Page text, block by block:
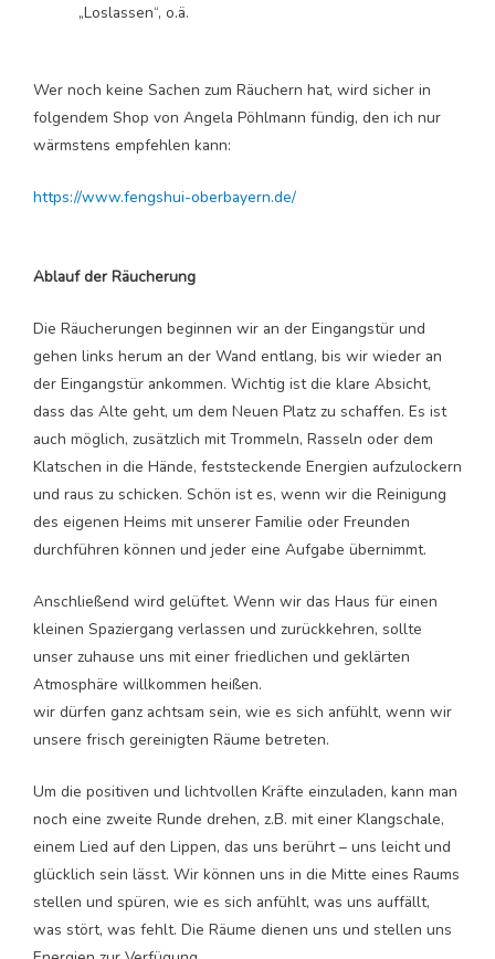
„Loslassen“, o.ä.
Wer noch keine Sachen zum Räuchern hat, wird sicher in
folgendem Shop von Angela Pöhlmann fündig, den ich nur
wärmstens empfehlen kann:
https://www.fengshui-oberbayern.de/
Ablauf der Räucherung
Die Räucherungen beginnen wir an der Eingangstür und
gehen links herum an der Wand entlang, bis wir wieder an
der Eingangstür ankommen. Wichtig ist die klare Absicht,
dass das Alte geht, um dem Neuen Platz zu schaffen. Es ist
auch möglich, zusätzlich mit Trommeln, Rasseln oder dem
Klatschen in die Hände, feststeckende Energien aufzulockern
und raus zu schicken. Schön ist es, wenn wir die Reinigung
des eigenen Heims mit unserer Familie oder Freunden
durchführen können und jeder eine Aufgabe übernimmt.
Anschließend wird gelüftet. Wenn wir das Haus für einen
kleinen Spaziergang verlassen und zurückkehren, sollte
unser zuhause uns mit einer friedlichen und geklärten
Atmosphäre willkommen heißen.
wir dürfen ganz achtsam sein, wie es sich anfühlt, wenn wir
unsere frisch gereinigten Räume betreten.
Um die positiven und lichtvollen Kräfte einzuladen, kann man
noch eine zweite Runde drehen, z.B. mit einer Klangschale,
einem Lied auf den Lippen, das uns berührt – uns leicht und
glücklich sein lässt. Wir können uns in die Mitte eines Raums
stellen und spüren, wie es sich anfühlt, was uns auffällt,
was stört, was fehlt. Die Räume dienen uns und stellen uns